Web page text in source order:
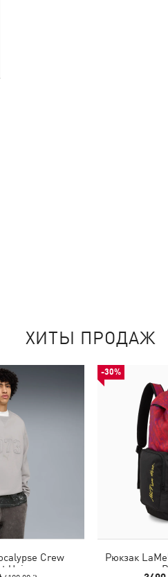
ХИТЫ ПРОДАЖ
Crew
Unisex
-30%
Рюкзак